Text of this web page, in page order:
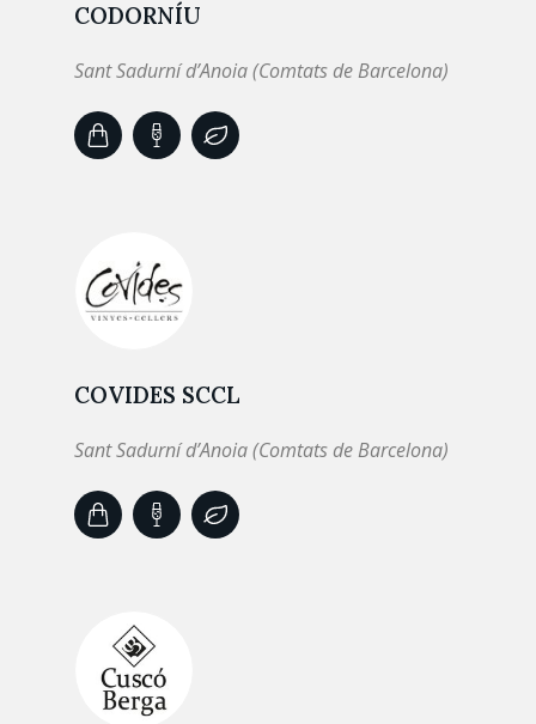
CODORNÍU
Sant Sadurní d’Anoia (Comtats de Barcelona)
COVIDES SCCL
Sant Sadurní d’Anoia (Comtats de Barcelona)